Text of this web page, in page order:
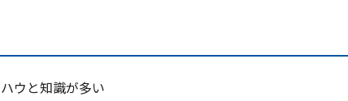
ウと知識が多い